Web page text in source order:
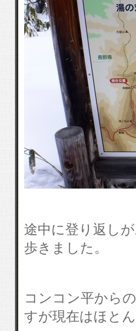
途中に登り返し
歩きました。
コンコン平から
すが現在はほと